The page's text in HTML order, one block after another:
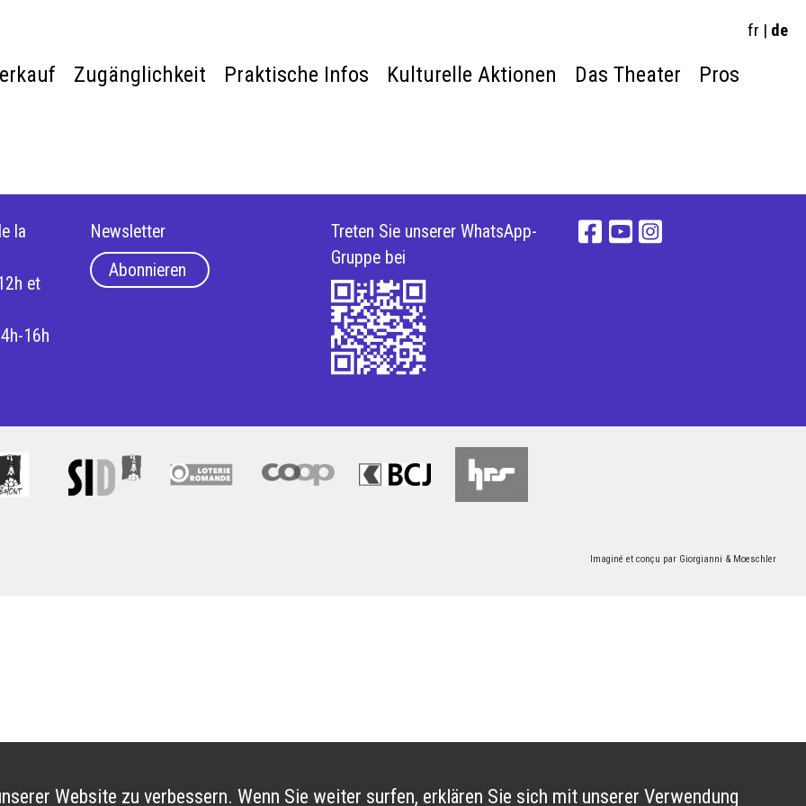
fr | de
Zugänglichkeit Praktische Infos Kulturelle Aktionen Das Theater Pros
la
et
16h
Newsletter
Abonnieren
Treten Sie unserer WhatsApp-
Gruppe bei
Imaginé et conçu par Giorgianni & Moeschler
Website zu verbessern. Wenn Sie weiter surfen, erklären Sie sich mit unserer Verwendung